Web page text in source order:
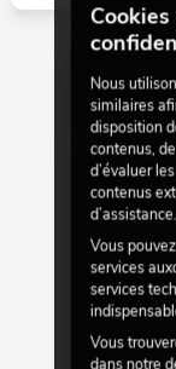
Nous
similaires
disposition
contenus,
d’évaluer
contenus
d’assistance.
Vous
services
services
Vous
dans notre